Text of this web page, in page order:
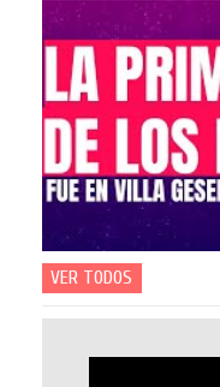
VER TODOS